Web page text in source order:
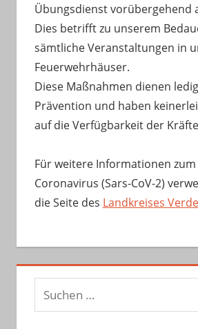
Übungsdienst vorübergehend
Dies betrifft zu unserem
sämtliche Veranstaltungen in
Feuerwehrhäuser.
Diese Maßnahmen dienen
Prävention und haben
auf die Verfügbarkeit der
Für weitere Informationen zum
Coronavirus (Sars-CoV-2)
die Seite des Landkreises
Suchen
nach: